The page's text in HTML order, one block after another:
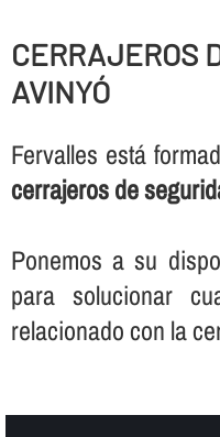
CERRAJEROS
AVINYÓ
Fervalles está
cerrajeros de
Ponemos a su
para solucionar
relacionado con la